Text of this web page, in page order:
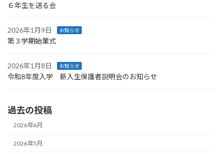
６年生を送る会
2026年1月9日 お知らせ
第３学期始業式
2026年1月8日 お知らせ
令和8年度入学 新入生保護者説明会のお知らせ
過去の投稿
2026年6月
2026年5月